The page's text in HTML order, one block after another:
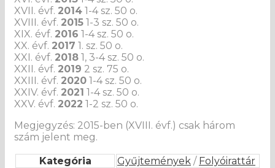
XVII. évf. 2014 1-4 sz. 50 o.
XVIII. évf. 2015 1-3 sz. 50 o.
XIX. évf. 2016 1-4 sz. 50 o.
XX. évf. 2017 1. sz. 50 o.
XXI. évf. 2018 1, 3-4 sz. 50 o.
XXII. évf. 2019 2 sz. 75 o.
XXIII. évf. 2020 1-4 sz. 50 o.
XXIV. évf. 2021 1-4 sz. 50 o.
XXV. évf. 2022 1-2 sz. 50 o.
Megjegyzés: 2015-ben (XVIII. évf.) csak három
szám jelent meg.
Kategória Gyűjtemények / Folyóirattár